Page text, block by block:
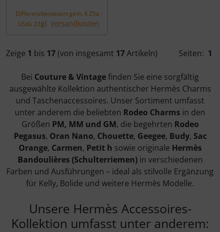
Differenzbesteuert gem. § 25a
UStG zzgl. Versandkosten
Zeige 1 bis 17 (von insgesamt 17Artikeln) Seiten: 1
Bei Couture & Vintagefinden Sie eine sorgfältig
ausgewählte Kollektion authentischer Hermès Charms
und Taschenaccessoires. Unser Sortiment umfasst
unter anderem die beliebten Rodeo Charms in den
Größen PM, MM und GM, die begehrten Rodeo
Pegasus, Oran Nano, Chouette, Geegee, Budy, Sac
Orange, Carmen, Petit h sowie originale Hermès
Bandoulières (Schulterriemen)in verschiedenen
Farben und Ausführungen – ideal als stilvolle Ergänzung
für Kelly, Bolide und weitere Hermès Modelle.
Unsere Hermès Accessoires-
Kollektion umfasst unter anderem: